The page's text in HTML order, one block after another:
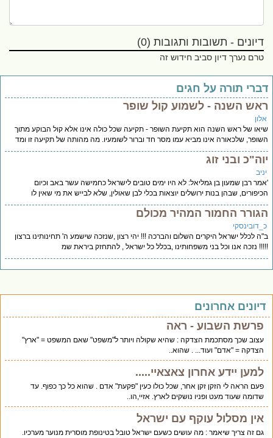
דיונים - תשובות ותגובות (0)
טרם נערך דיון סביב חידוש זה
תורה על חגים
השנה - לשמוע קול שופר
של ראש השנה הוא תקיעת השופר - תקיעה שכל כולה אינו אלא קול הבוקע מתוך
שלכאורה אינו מביא עמו מסר חד וברור לשומעיו. מה מהותה של תקיעה זו ומד
ובני זוג
רבן שמעון בן גמליאל: לא היו ימים טובים לישראל כחמישה עשר באב וכיום
שבהן בנות ירושלים יוצאות בכלי לבן שאולין, שלא לבייש את מי שאין לו
החמור המהיר מכולם
לכלל ישראל היקרים השלום והברכה !!! יהי רצון ,שנזכה שישמע ה' תחינותינו ברצון
נזכה אנו וכל בני משפחותינו ,בכלל כל ישראל , להתחזק ביראת שמ
אחרונים
פרשת השבוע - ראה
עצוב שכך מסתכמת הצדקה : שהיא שקולה ויותר ל"משפט" שאם המשפט = "ארץ"
הצדקה = "אדם" ועוד... . שהוא..
למען יידע אחרון צאצאיי.....
פעם הראה לי הזקן זקן אחר, שכל כולו כעין "פקעת" אדם . שהוא כל כך כפוף. עד
שדומה שעוד מעט ופניו נושקים לארץ. אזיי,הו..
אין מסלול עוקף עם ישראל
גם זה צריך שיאמר : מה עושים כשעם ישראל טובל בטינופת מוסרית מנוער מערכיו.